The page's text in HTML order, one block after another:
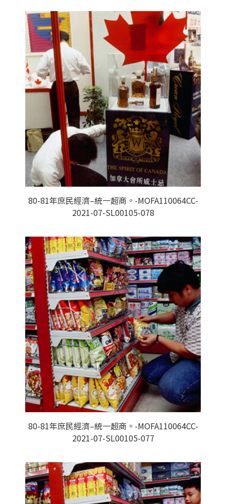
80-81年庶民經濟–統一超商。-MOFA110064CC-
2021-07-SL00105-078
80-81年庶民經濟–統一超商。-MOFA110064CC-
2021-07-SL00105-077